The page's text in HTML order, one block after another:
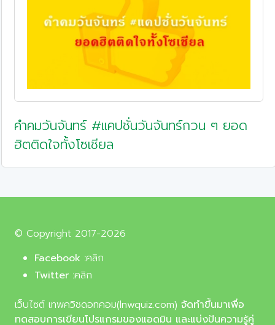
คำคมวันจันทร์ #แคปชั่นวันจันทร์กวน ๆ ยอด
ฮิตติดใจทั้งโซเชียล
© Copyright 2017-2026
Facebook :คลิก
Twitter :คลิก
เว็บไซต์ เทพควิชดอทคอม(lnwquiz.com) จัดทำขึ้นมาเพื่อ
ทดสอบการเขียนโปรแกรมของแอดมิน และแบ่งปันความรู้คู่